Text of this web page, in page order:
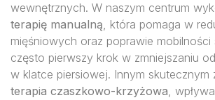
wewnętrznych. W naszym centrum
terapię manualną, która pomaga w
mięśniowych oraz poprawie
często pierwszy krok w zmniejszaniu
w klatce piersiowej. Innym skutecznym
terapia czaszkowo-krzyżowa,